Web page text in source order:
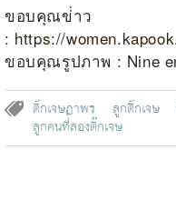
ขอบคุณข่่าว
: https://
ขอบคุณรูปภาพ : Nine
ติ๊กเจษฏาพร ลูกติิ๊กเจษ
ลูกคนที่สองติ๊กเจษ